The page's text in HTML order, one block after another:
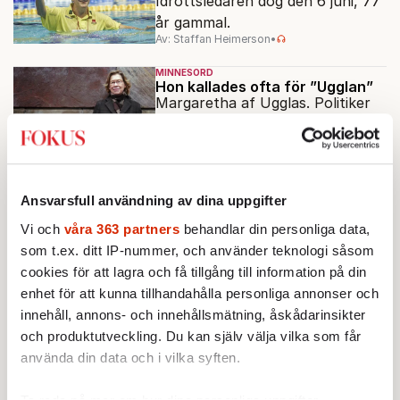
Ansvarsfull användning av dina uppgifter
Vi och våra 363 partners behandlar din personliga data,
som t.ex. ditt IP-nummer, och använder teknologi såsom
cookies för att lagra och få tillgång till information på din
enhet för att kunna tillhandahålla personliga annonser och
innehåll, annons- och innehållsmätning, åskådarinsikter
och produktutveckling. Du kan själv välja vilka som får
använda din data och i vilka syften.
år gammal.
Av: Staffan Heimerson•
MINNESORD
Hon kallades ofta för ”Ugglan”
Margaretha af Ugglas. Politiker
och utrikesminister, dog den 10
Av: Staffan Heimerson
KULTUR MINNESORD
Ständigt vilse i folkhemmet
Regissören och skådespelaren
Staffan Westerberg dog i juni, 92
år gammal.
Av: Erik Jersenius
MINNESORD
En officer och gentleman i
världens konfliktzoner
Översten Bo Pellnäs dog den 20